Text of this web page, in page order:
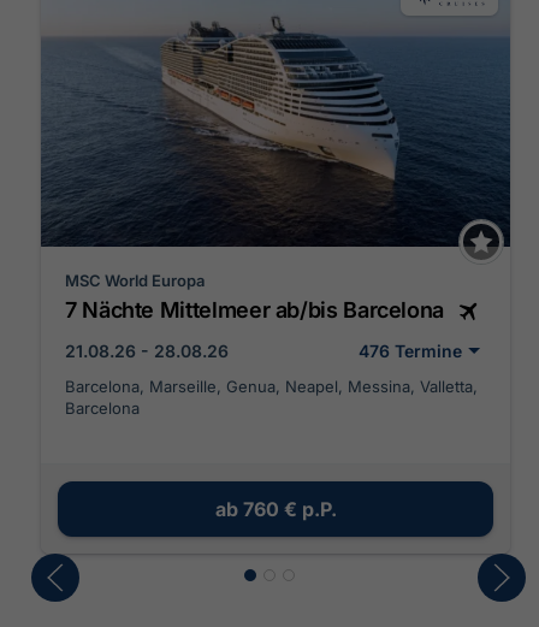
MSC World Europa
7 Nächte Mittelmeer ab/bis Barcelona
21.08.26 - 28.08.26 476 Termine
Barcelona, Marseille, Genua, Neapel, Messina, Valletta,
Barcelona
ab 760 € p.P.